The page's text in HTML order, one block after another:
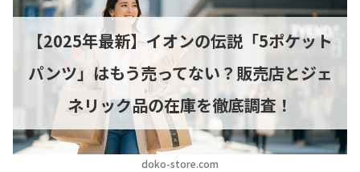
doko-store.com
【2025年最新】イオンの伝説「5ポケット
パンツ」はもう売ってない？販売店とジェ
ネリック品の在庫を徹底調査！